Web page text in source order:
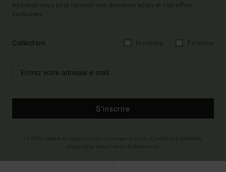
Abonnez-vous pour recevoir nos dernières actus et nos offres
exclusives.
Collection
S'inscrire